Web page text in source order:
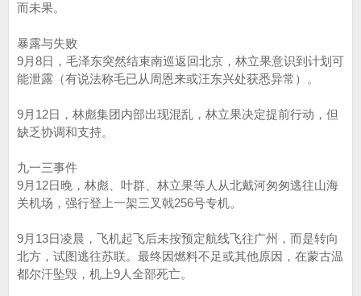
而未果。
暴露与失败
9月8日，毛泽东突然结束南巡返回北京，林立果意识到计划可
能泄露（有说法称毛已从周恩来或汪东兴处获悉异常）。
9月12日，林彪集团内部出现混乱，林立果决定提前行动，但
缺乏协调和支持。
九一三事件
9月12日晚，林彪、叶群、林立果等人从北戴河匆匆逃往山海
关机场，强行登上一架三叉戟256号专机。
9月13日凌晨，飞机起飞后未按预定航线飞往广州，而是转向
北方，试图逃往苏联。最终因燃料不足或其他原因，在蒙古温
都尔汗坠毁，机上9人全部死亡。